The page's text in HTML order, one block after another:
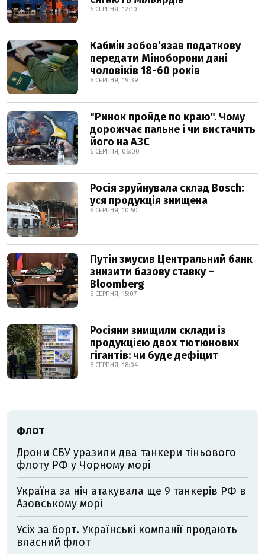
6 СЕРПНЯ, 12:10
Кабмін зобовʼязав податкову
передати Міноборони дані
чоловіків 18-60 років
6 СЕРПНЯ, 19:39
"Ринок пройде по краю". Чому
дорожчає пальне і чи вистачить
його на АЗС
6 СЕРПНЯ, 06:00
Росія зруйнувала склад Bosch:
уся продукція знищена
6 СЕРПНЯ, 10:50
Путін змусив Центральний банк
знизити базову ставку –
Bloomberg
6 СЕРПНЯ, 15:07
Росіяни знищили склади із
продукцією двох тютюнових
гігантів: чи буде дефіцит
6 СЕРПНЯ, 18:04
ФЛОТ
Дрони СБУ уразили два танкери тіньового
флоту РФ у Чорному морі
Україна за ніч атакувала ще 9 танкерів РФ в
Азовському морі
Усіх за борт. Українські компанії продають
власний флот